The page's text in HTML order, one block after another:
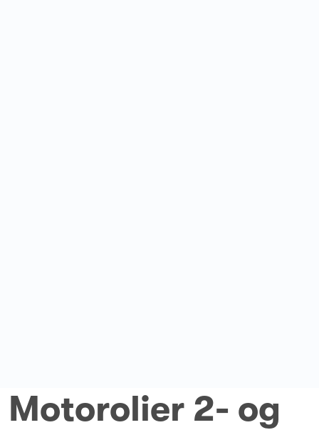
Motorolier 2- og